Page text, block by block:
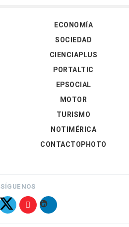
ECONOMÍA
SOCIEDAD
CIENCIAPLUS
PORTALTIC
EPSOCIAL
MOTOR
TURISMO
NOTIMÉRICA
CONTACTOPHOTO
SÍGUENOS